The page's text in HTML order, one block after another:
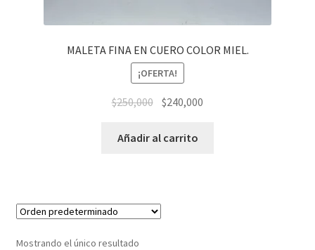
MALETA FINA EN CUERO COLOR MIEL.
¡OFERTA!
$250,000 El
original
$240,000
Añadir al carrito
Mostrando el único resultado